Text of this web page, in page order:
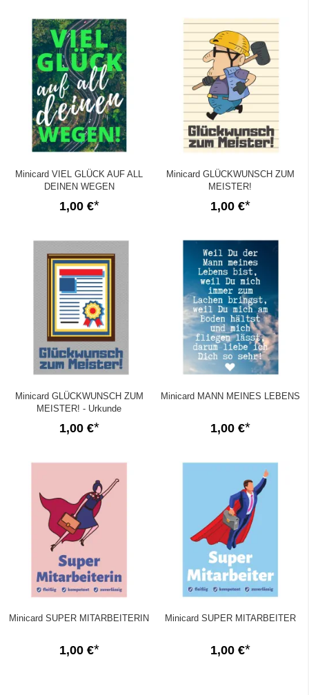
Minicard VIEL GLÜCK AUF ALL
DEINEN WEGEN
1,00 €
Minicard GLÜCKWUNSCH ZUM
MEISTER!
1,00 €
Minicard GLÜCKWUNSCH ZUM
MEISTER! - Urkunde
1,00 €
Minicard MANN MEINES LEBENS
1,00 €
Minicard SUPER MITARBEITERIN
1,00 €
Minicard SUPER MITARBEITER
1,00 €